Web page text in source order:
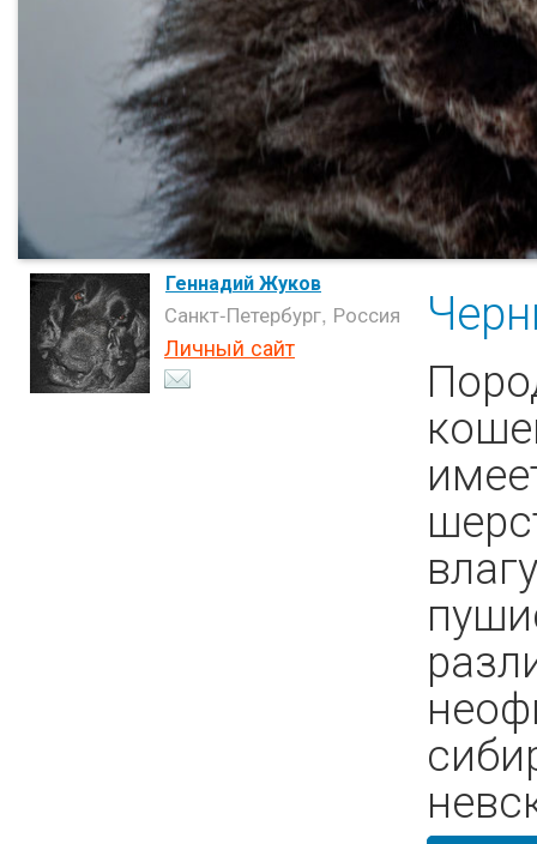
Геннадий Жуков
Санкт-Петербург, Россия
Личный сайт